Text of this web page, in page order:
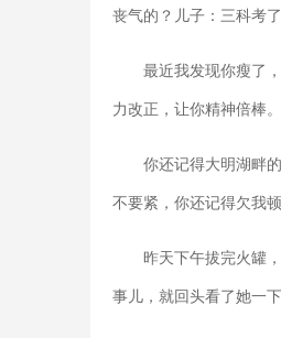
丧气的？儿子：三科考
最近我发现你瘦了
力改正，让你精神倍棒。
你还记得大明湖畔
不要紧，你还记得欠我
昨天下午拔完火罐
事儿，就回头看了她一